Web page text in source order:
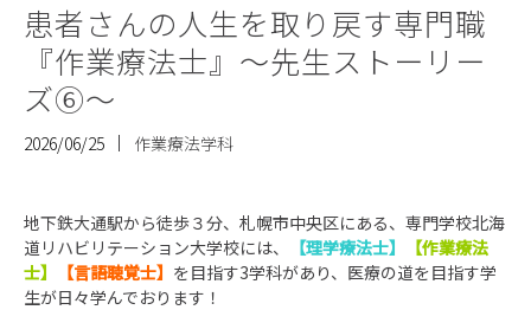
患者さんの人生を取り戻す専門職
『作業療法士』～先生ストーリー
ズ⑥～
2026/06/25 作業療法学科
地下鉄大通駅から徒歩３分、札幌市中央区にある、専門学校北海
道リハビリテーション大学校には、
【理学療法士】
【作業療法
士】
【言語聴覚士】 を目指す3学科があり、医療の道を目指す学
生が日々学んでおります！